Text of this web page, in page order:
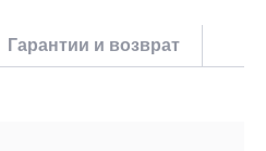
Гарантии и возврат